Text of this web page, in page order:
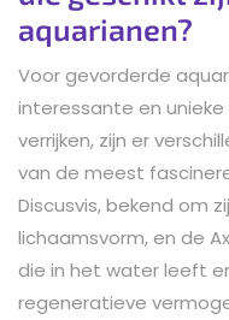
aquarianen?
Voor gevorderde
interessante en
verrijken, zijn er
van de meest
Discusvis, bekend om
lichaamsvorm, en de
die in het water leeft
regeneratieve